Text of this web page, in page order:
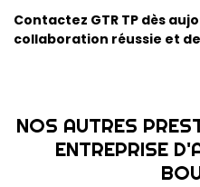
Contactez GTR TP dès
collaboration réussie et
NOS AUTRES
ENTREPRISE